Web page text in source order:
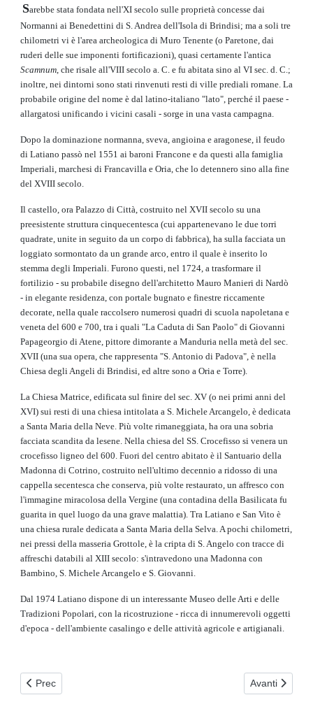
Sarebbe stata fondata nell'XI secolo sulle proprietà concesse dai
Normanni ai Benedettini di S. Andrea dell'Isola di Brindisi; ma a soli tre
chilometri vi è l'area archeologica di Muro Tenente (o Paretone, dai
ruderi delle sue imponenti fortificazioni), quasi certamente l'antica
Scamnum, che risale all'VIII secolo a. C. e fu abitata sino al VI sec. d. C.;
inoltre, nei dintorni sono stati rinvenuti resti di ville prediali romane. La
probabile origine del nome è dal latino-italiano "lato", perché il paese -
allargatosi unificando i vicini casali - sorge in una vasta campagna.
Dopo la dominazione normanna, sveva, angioina e aragonese, il feudo
di Latiano passò nel 1551 ai baroni Francone e da questi alla famiglia
Imperiali, marchesi di Francavilla e Oria, che lo detennero sino alla fine
del XVIII secolo.
Il castello, ora Palazzo di Città, costruito nel XVII secolo su una
preesistente struttura cinquecentesca (cui appartenevano le due torri
quadrate, unite in seguito da un corpo di fabbrica), ha sulla facciata un
loggiato sormontato da un grande arco, entro il quale è inserito lo
stemma degli Imperiali. Furono questi, nel 1724, a trasformare il
fortilizio - su probabile disegno dell'architetto Mauro Manieri di Nardò
- in elegante residenza, con portale bugnato e finestre riccamente
decorate, nella quale raccolsero numerosi quadri di scuola napoletana e
veneta del 600 e 700, tra i quali "La Caduta di San Paolo" di Giovanni
Papageorgio di Atene, pittore dimorante a Manduria nella metà del sec.
XVII (una sua opera, che rappresenta "S. Antonio di Padova", è nella
Chiesa degli Angeli di Brindisi, ed altre sono a Oria e Torre).
La Chiesa Matrice, edificata sul finire del sec. XV (o nei primi anni del
XVI) sui resti di una chiesa intitolata a S. Michele Arcangelo, è dedicata
a Santa Maria della Neve. Più volte rimaneggiata, ha ora una sobria
facciata scandita da lesene. Nella chiesa del SS. Crocefisso si venera un
crocefisso ligneo del 600. Fuori del centro abitato è il Santuario della
Madonna di Cotrino, costruito nell'ultimo decennio a ridosso di una
cappella secentesca che conserva, più volte restaurato, un affresco con
l'immagine miracolosa della Vergine (una contadina della Basilicata fu
guarita in quel luogo da una grave malattia). Tra Latiano e San Vito è
una chiesa rurale dedicata a Santa Maria della Selva. A pochi chilometri,
nei pressi della masseria Grottole, è la cripta di S. Angelo con tracce di
affreschi databili al XIII secolo: s'intravedono una Madonna con
Bambino, S. Michele Arcangelo e S. Giovanni.
Dal 1974 Latiano dispone di un interessante Museo delle Arti e delle
Tradizioni Popolari, con la ricostruzione - ricca di innumerevoli oggetti
d'epoca - dell'ambiente casalingo e delle attività agricole e artigianali.
Articolo precedente: Mesagne
Prec Articolo
Avanti